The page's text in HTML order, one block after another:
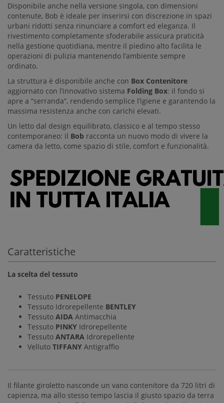
Disponibile anche nella versione singola, con dimensioni
contenute, Bob è ideale per inserirsi con discrezione in spazi
urbani ridotti senza rinunciare a comfort ed eleganza. Il
rivestimento completamente sfoderabile assicura praticità
nella gestione quotidiana, mentre il piedino alto facilita le
operazioni di pulizia mantenendo l’ambiente sempre
ordinato.
La struttura è disponibile anche con Box Contenitore
aggiornato con l’innovativo sistema Folding Box: il fondo si
apre a “serranda”, rendendo semplice l’igiene e garantendo la
massima resistenza anche con carichi elevati.
Un letto dal design equilibrato, classico e al tempo stesso
contemporaneo: il Bob racconta un nuovo modo di vivere la
camera da letto, come spazio di stile, comfort e funzionalità.
Caratteristiche
La scelta del tessuto
Tessuto PENELOPE
Tessuto Idrorepellente BENTLEY
Tessuto AIDA Antimacchia
Tessuto PINKY Idrorepellente
Tessuto ANTARA Idrorepellente
Velluto TIFFANY Antigraffio
Il filante giroletto nasconde un vano contenitore da 720 litri di
capienza, ma allo stesso tempo lascia il giusto spazio da terra